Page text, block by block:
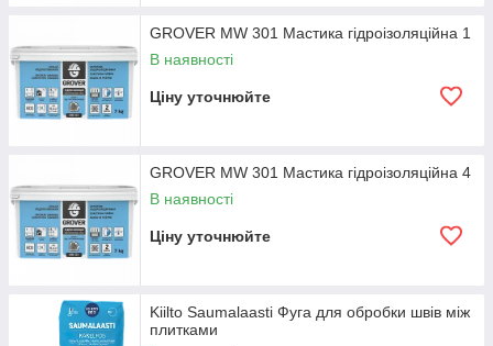
GROVER MW 301 Мастика гідроізоляційна 1
В наявності
Ціну уточнюйте
GROVER MW 301 Мастика гідроізоляційна 4
В наявності
Ціну уточнюйте
Kiilto Saumalaasti Фуга для обробки швів між
плитками